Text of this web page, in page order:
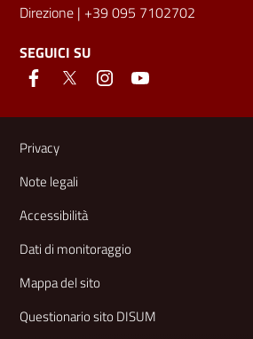
Direzione | +39 095 7102702
SEGUICI SU
Link e informazioni utili
Privacy
Note legali
Accessibilità
Dati di monitoraggio
Mappa del sito
Questionario sito DISUM